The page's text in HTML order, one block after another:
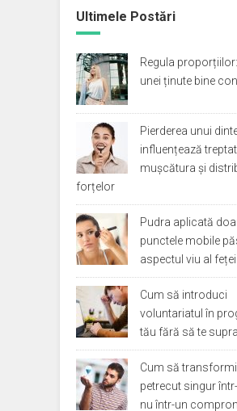
Ultimele Postări
Regula
unei ținute bine
Pierderea unui
influențează treptat
mușcătura și
forțelor
Pudra aplicată
punctele mobile
aspectul viu al feței
Cum să introduci
voluntariatul în
tău fără să te
Cum să transformi
petrecut singur
nu într-un